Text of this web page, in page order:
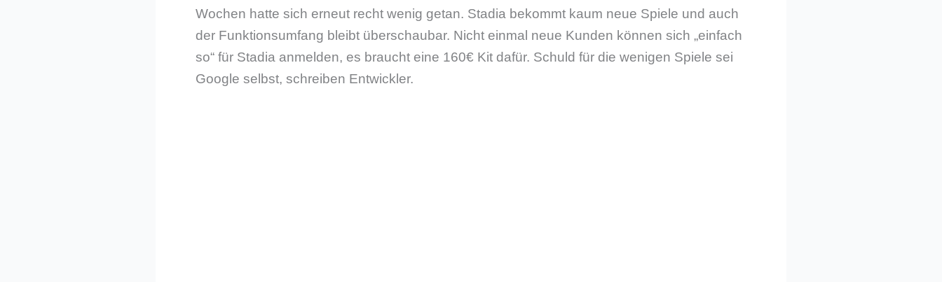
Wochen hatte sich erneut recht wenig getan. Stadia bekommt kaum neue Spiele und auch
der Funktionsumfang bleibt überschaubar. Nicht einmal neue Kunden können sich „einfach
so“ für Stadia anmelden, es braucht eine 160€ Kit dafür. Schuld für die wenigen Spiele sei
Google selbst, schreiben Entwickler.